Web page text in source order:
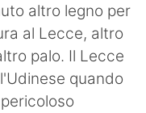
altro legno per
al Lecce, altro
palo. Il Lecce
quando